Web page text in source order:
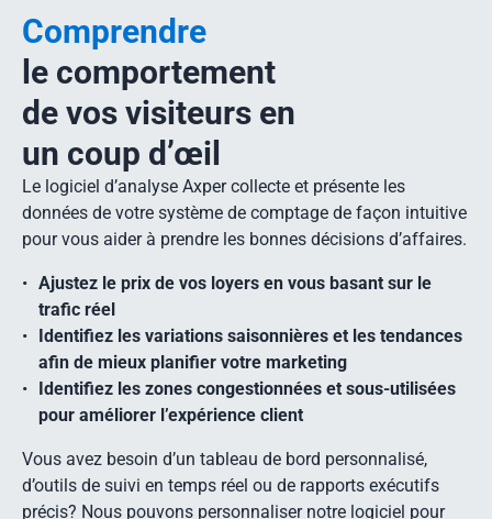
Comprendre
le comportement
de vos visiteurs en
un coup d’œil
Le logiciel d’analyse Axper collecte et présente les
données de votre système de comptage de façon intuitive
pour vous aider à prendre les bonnes décisions d’affaires.
Ajustez le prix de vos loyers en vous basant sur le
trafic réel
Identifiez les variations saisonnières et les tendances
afin de mieux planifier votre marketing
Identifiez les zones congestionnées et sous-utilisées
pour améliorer l’expérience client
Vous avez besoin d’un tableau de bord personnalisé,
d’outils de suivi en temps réel ou de rapports exécutifs
précis? Nous pouvons personnaliser notre logiciel pour